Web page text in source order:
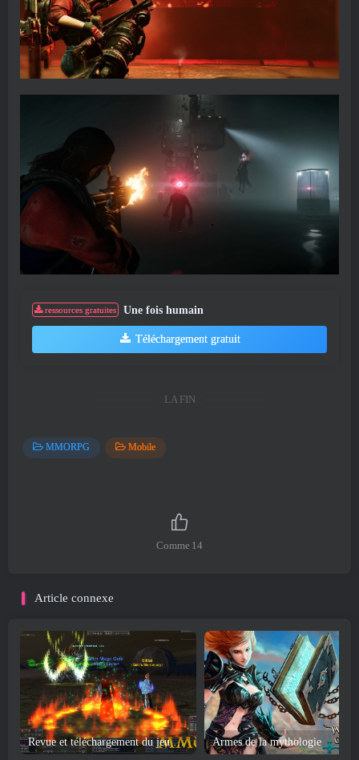
ressources gratuites Une fois humain
Téléchargement gratuit
LA FIN
MMORPG Mobile
Comme 14
Article connexe
Revue et téléchargement du jeu EverQuest Armes de la mythologie